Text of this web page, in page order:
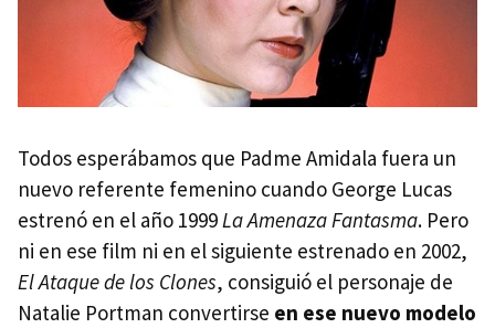
Todos esperábamos que Padme Amidala fuera un
nuevo referente femenino cuando George Lucas
estrenó en el año 1999 La Amenaza Fantasma. Pero
ni en ese film ni en el siguiente estrenado en 2002,
El Ataque de los Clones, consiguió el personaje de
Natalie Portman convertirse en ese nuevo modelo